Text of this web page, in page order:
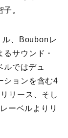
。
ル、Boubonレ
サウンド・
ではデュ
ションを含む4
リース、そし
ーベルよりリ